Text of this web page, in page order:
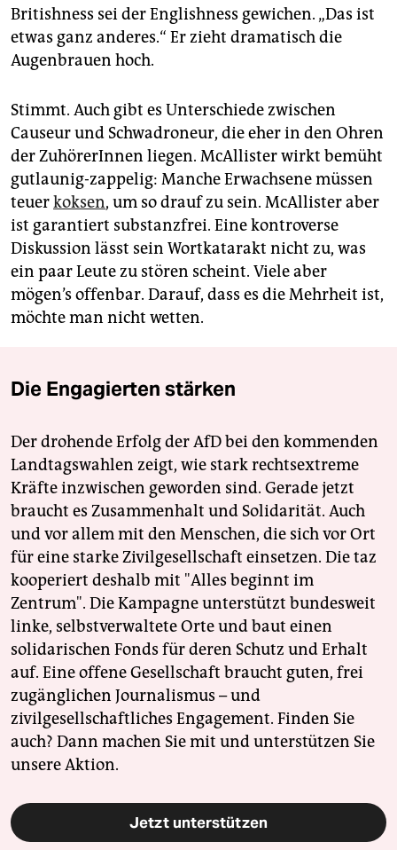
Britishness sei der Englishness gewichen. „Das ist
etwas ganz anderes.“ Er zieht dramatisch die
Augenbrauen hoch.
Stimmt. Auch gibt es Unterschiede zwischen
Causeur und Schwadroneur, die eher in den Ohren
der ZuhörerInnen liegen. McAllister wirkt bemüht
gutlaunig-zappelig: Manche Erwachsene müssen
teuerkoksen, um so drauf zu sein. McAllister aber
ist garantiert substanzfrei. Eine kontroverse
Diskussion lässt sein Wortkatarakt nicht zu, was
ein paar Leute zu stören scheint. Viele aber
mögen’s offenbar. Darauf, dass es die Mehrheit ist,
möchte man nicht wetten.
Die Engagierten stärken
Der drohende Erfolg der AfD bei den kommenden
Landtagswahlen zeigt, wie stark rechtsextreme
Kräfte inzwischen geworden sind. Gerade jetzt
braucht es Zusammenhalt und Solidarität. Auch
und vor allem mit den Menschen, die sich vor Ort
für eine starke Zivilgesellschaft einsetzen. Die taz
kooperiert deshalb mit "Alles beginnt im
Zentrum". Die Kampagne unterstützt bundesweit
linke, selbstverwaltete Orte und baut einen
solidarischen Fonds für deren Schutz und Erhalt
auf. Eine offene Gesellschaft braucht guten, frei
zugänglichen Journalismus – und
zivilgesellschaftliches Engagement. Finden Sie
auch? Dann machen Sie mit und unterstützen Sie
unsere Aktion.
Jetzt unterstützen